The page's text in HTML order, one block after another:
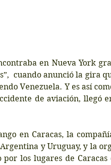
en Nueva York
cuando anunció la gira
Venezuela. Y es así
de aviación, llegó
en Caracas, la
y Uruguay, y la
los lugares de